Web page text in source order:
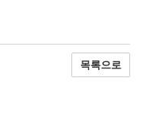
목록으로